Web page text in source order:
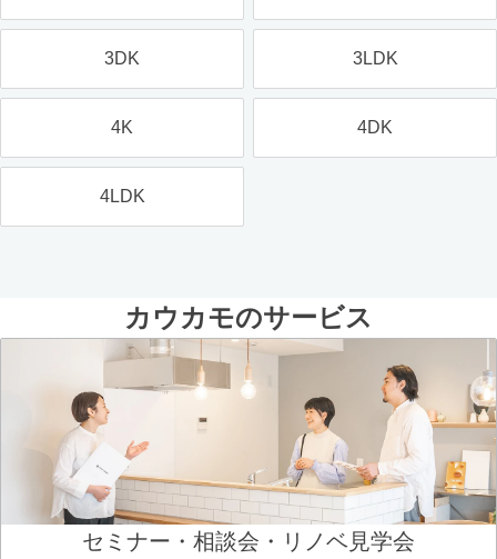
3DK 3LDK
4K 4DK
4LDK
カウカモのサービス
セミナー・相談会・リノベ見学会